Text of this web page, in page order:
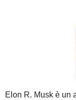
Elon R. Musk è un